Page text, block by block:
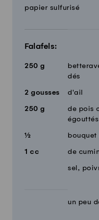
papier sulfurisé
Falafels:
250 g
dés
2 gousses d'ail
250 g
de pois
égouttés
½ bouquet
1 cc de
sel,
un peu